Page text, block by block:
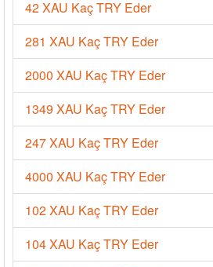
42 XAU Kaç TRY Eder
281 XAU Kaç TRY Eder
2000 XAU Kaç TRY Eder
1349 XAU Kaç TRY Eder
247 XAU Kaç TRY Eder
4000 XAU Kaç TRY Eder
102 XAU Kaç TRY Eder
104 XAU Kaç TRY Eder